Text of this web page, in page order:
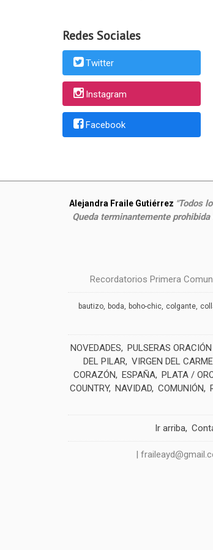
Redes Sociales
Twitter
Instagram
Facebook
Alejandra Fraile Gutiérrez "Todos
Queda terminantemente
Recordatorios Primera
bautizo boda boho-chic colgante
NOVEDADES PULSERAS
DEL PILAR VIRGEN DEL
CORAZÓN
ESPAÑA PLATA /
COUNTRY NAVIDAD COMUNIÓN
Ir arriba
|